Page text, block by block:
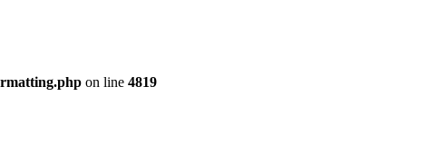
on line 4819